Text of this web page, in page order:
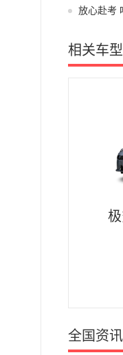
放心赴考
相关车型
全国资讯